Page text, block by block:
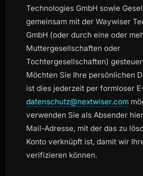
Technologies GmbH sowie
gemeinsam mit der Waywiser
GmbH (oder durch eine oder
Muttergesellschaften oder
Tochtergesellschaften)
Möchten Sie Ihre persönlichen
ist dies jederzeit per formloser
datenschutz@nextwiser.com
verwenden Sie als Absender
Mail-Adresse, mit der das zu
Konto verknüpft ist, damit wir
verifizieren können.